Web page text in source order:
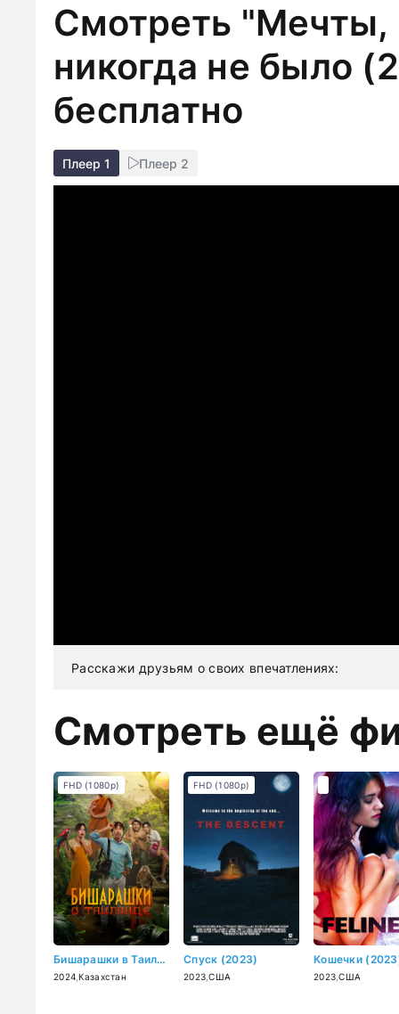
Смотреть "Мечты,
никогда не было
бесплатно
Плеер 1 Плеер 2
Расскажи друзьям о своих впечатлениях:
Смотреть ещё
Бишарашки в Таиланде (2024)
2024 ,Казахстан
FHD (1080p)
Спуск (2023)
2023 ,США
FHD (1080p)
Кошечки
2023 ,США